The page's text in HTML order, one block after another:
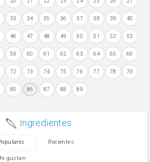
33 34 35 36 37 38 39 40
46 47 48 49 50 51 52 53
59 60 61 62 63 64 65 66
72 73 74 75 76 77 78 79
85 86 87 88 89
Ingredientes
Recientes
gustan